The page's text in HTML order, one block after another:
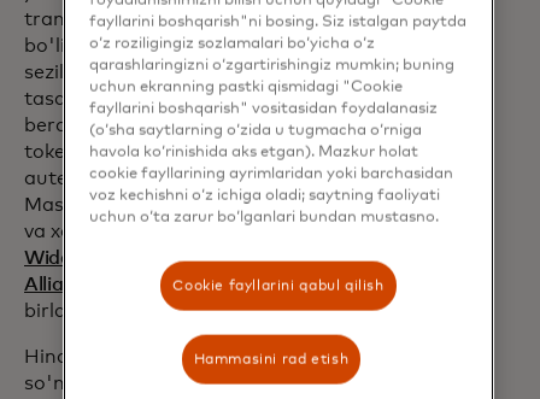
tranzaksiyalar uchun mo'ljallangan
bo'lib, bugungi kunda firibgarlikni
sezilarli darajada kamaytirish va
tasdiqlash darajasini oshirishga yordam
beradi. Toʻlov maʼlumotlarini
tokenizatsiya qilishni uzluksiz biometrik
autentifikatsiya bilan birlashtirib,
Mastercard toʻlov tajribasini tezlashtirish
va xavfsiz qilish uchun
EMVCo
Wide Web Consortiumopens in a new tab
vaFIDO
Alliance
opens in a new tab
sanoat standartlarini
birlashtirmoqda.
Hindistondagi dastlabki sinov dasturidan
so'ng, kompaniya kelgusi oylarda butun
fayllarini boshqarish"ni bosing. Siz istalgan paytda
o‘z roziligingiz sozlamalari bo‘yicha o‘z
qarashlaringizni o‘zgartirishingiz mumkin; buning
uchun ekranning pastki qismidagi "Cookie
fayllarini boshqarish" vositasidan foydalanasiz
(o‘sha saytlarning o‘zida u tugmacha o‘rniga
havola ko‘rinishida aks etgan). Mazkur holat
cookie fayllarining ayrimlaridan yoki barchasidan
voz kechishni o‘z ichiga oladi; saytning faoliyati
uchun o‘ta zarur bo‘lganlari bundan mustasno.
Cookie fayllarini qabul qilish
Hammasini rad etish